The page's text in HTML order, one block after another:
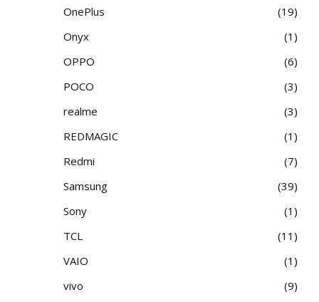
OnePlus
19
Onyx
1
OPPO
6
POCO
3
realme
3
REDMAGIC
1
Redmi
7
Samsung
39
Sony
1
TCL
11
VAIO
1
vivo
9